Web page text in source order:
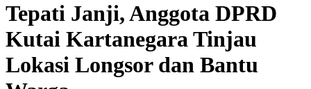
Tepati Janji, Anggota DPRD
Kutai Kartanegara Tinjau
Lokasi Longsor dan Bantu